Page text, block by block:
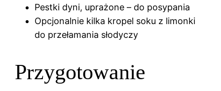
Pestki dyni, uprażone – do posypania
Opcjonalnie kilka kropel soku z limonki
do przełamania słodyczy
Przygotowanie